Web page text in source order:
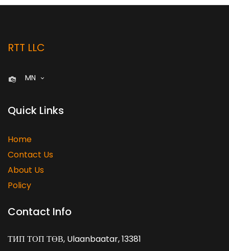
RTT LLC
MN
Quick Links
Home
Contact Us
About Us
Policy
Contact Info
ТИП ТОП ТӨВ, Ulaanbaatar, 13381